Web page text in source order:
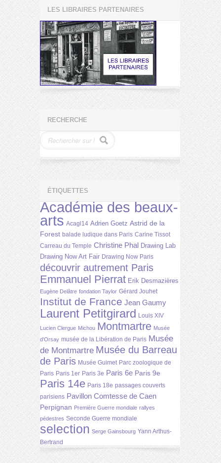
LES LIBRAIRES PARTENAIRES
RECHERCHE
ÉTIQUETTES
Académie des beaux-
arts Acagl14 Adrien Goetz Astrid de la
Forest balade ludique dans Paris Carine Tissot
Carreau du Temple Christine Phal Drawing Lab
Drawing Now Art Fair Drawing Now Paris
découvrir autrement Paris
Emmanuel Pierrat Erik Desmazières
Eugène Delâtre fondation Taylor Gérard Jouhet
Institut de France Jean Gaumy
Laurent Petitgirard Louis XIV
Lucien Clergue Michou Montmartre Musée
d'Orsay musée de la Libération de Paris Musée
de Montmartre Musée du Barreau
de Paris Musée Guimet Parc zoologique de
Paris Paris 1er Paris 3e Paris 6e Paris 9e
Paris 14e Paris 18e passages couverts
parisiens Pavillon Comtesse de Caen
Perpignan Première Guerre mondiale rallyes
pédestres Seconde Guerre mondiale
selection Serge Gainsbourg Yann Arthus-
Bertrand